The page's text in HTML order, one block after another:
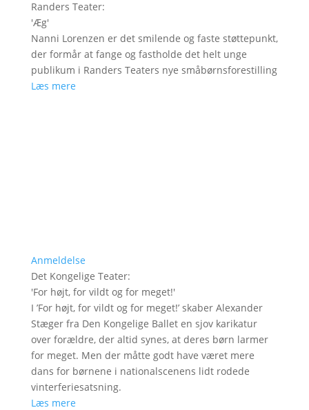
Randers Teater:
'Æg'
Nanni Lorenzen er det smilende og faste støttepunkt,
der formår at fange og fastholde det helt unge
publikum i Randers Teaters nye småbørnsforestilling
Læs mere
Anmeldelse
Det Kongelige Teater:
'For højt, for vildt og for meget!'
I ’For højt, for vildt og for meget!’ skaber Alexander
Stæger fra Den Kongelige Ballet en sjov karikatur
over forældre, der altid synes, at deres børn larmer
for meget. Men der måtte godt have været mere
dans for børnene i nationalscenens lidt rodede
vinterferiesatsning.
Læs mere